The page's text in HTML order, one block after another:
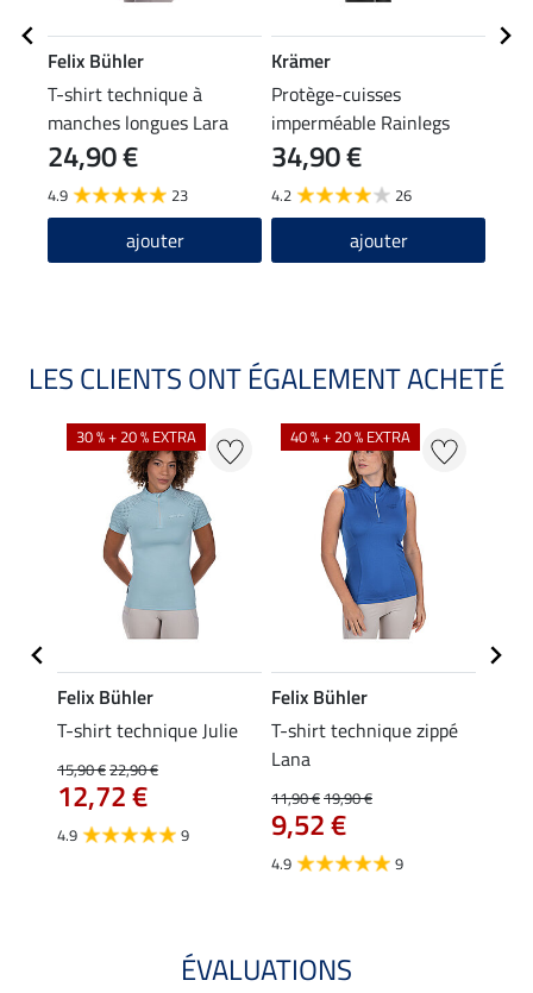
Felix Bühler
T-shirt technique à
manches longues Lara
24,90 €
4.9 23
ajouter
Krämer
Protège-cuisses
imperméable Rainlegs
34,90 €
4.2 26
ajouter
LES CLIENTS ONT ÉGALEMENT ACHETÉ
30 % + 20 % EXTRA
Felix Bühler
T-shirt technique Julie
15,90 €22,90 €
12,72 €
4.9 9
40 % + 20 % EXTRA
Felix Bühler
T-shirt technique zippé
Lana
11,90 €19,90 €
9,52 €
4.9 9
ÉVALUATIONS